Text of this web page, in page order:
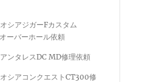
シアジガーFカスタム
ーバーホール依頼
ンタレスDC MD修理依頼
シアコンクエストCT300修